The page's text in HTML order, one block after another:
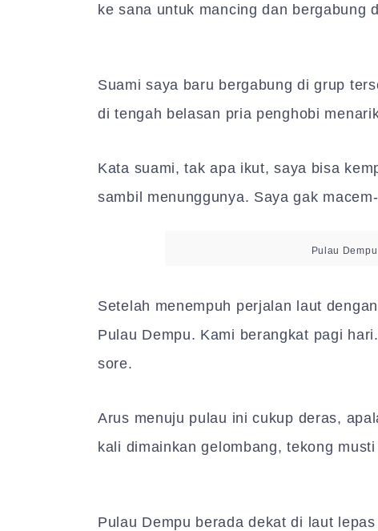
ke sana untuk mancing dan bergabung
Suami saya baru bergabung di grup
di tengah belasan pria penghobi
Kata suami, tak apa ikut, saya bisa
sambil menunggunya. Saya gak
Pulau
Setelah menempuh perjalan laut
Pulau Dempu. Kami berangkat pagi
sore.
Arus menuju pulau ini cukup deras,
kali dimainkan gelombang, tekong
Pulau Dempu berada dekat di laut